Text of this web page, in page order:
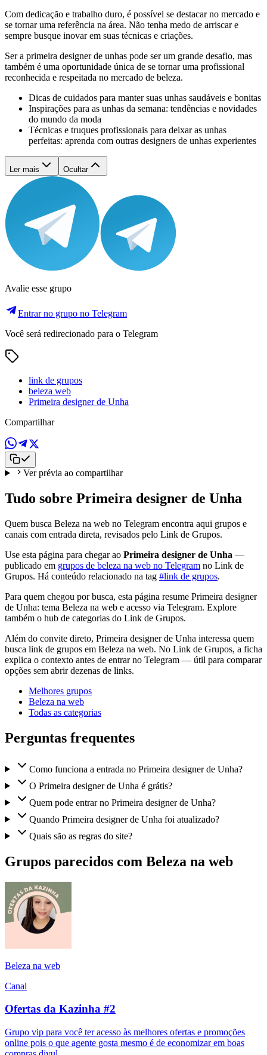
Com dedicação e trabalho duro, é possível se destacar no mercado e
se tornar uma referência na área. Não tenha medo de arriscar e
sempre busque inovar em suas técnicas e criações.
Ser a primeira designer de unhas pode ser um grande desafio, mas
também é uma oportunidade única de se tornar uma profissional
reconhecida e respeitada no mercado de beleza.
Dicas de cuidados para manter suas unhas saudáveis e bonitas
Inspirações para as unhas da semana: tendências e novidades
do mundo da moda
Técnicas e truques profissionais para deixar as unhas
perfeitas: aprenda com outras designers de unhas experientes
Ler mais Ocultar
Avalie esse grupo
Entrar no grupo no Telegram
Você será redirecionado para o Telegram
link de grupos
beleza web
Primeira designer de Unha
Compartilhar
Ver prévia ao compartilhar
Tudo sobre Primeira designer de Unha
Quem busca Beleza na web no Telegram encontra aqui grupos e
canais com entrada direta, revisados pelo Link de Grupos.
Use esta página para chegar ao Primeira designer de Unha —
publicado em grupos de beleza na web no Telegram no Link de
Grupos. Há conteúdo relacionado na tag #link de grupos.
Para quem chegou por busca, esta página resume Primeira designer
de Unha: tema Beleza na web e acesso via Telegram. Explore
também o hub de categorias do Link de Grupos.
Além do convite direto, Primeira designer de Unha interessa quem
busca link de grupos em Beleza na web. No Link de Grupos, a ficha
explica o contexto antes de entrar no Telegram — útil para comparar
opções sem abrir dezenas de links.
Melhores grupos
Beleza na web
Todas as categorias
Perguntas frequentes
Como funciona a entrada no Primeira designer de Unha?
O Primeira designer de Unha é grátis?
Quem pode entrar no Primeira designer de Unha?
Quando Primeira designer de Unha foi atualizado?
Quais são as regras do site?
Grupos parecidos com Beleza na web
Beleza na web
Canal
Ofertas da Kazinha #2
Grupo vip para você ter acesso às melhores ofertas e promoções
online pois o que agente gosta mesmo é de economizar em boas